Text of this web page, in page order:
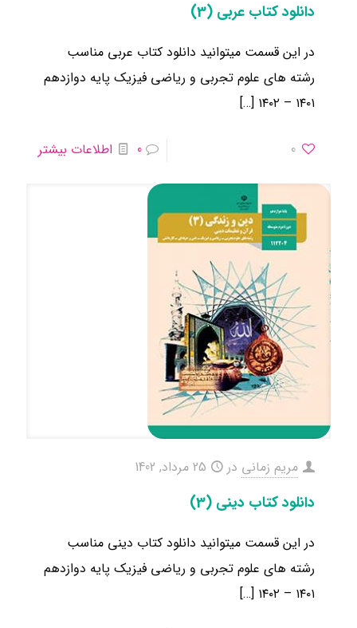
دانلود کتاب عربی (3)
در این قسمت میتوانید دانلود کتاب عربی مناسب
رشته های علوم تجربی و ریاضی فیزیک ​پایه دوازدهم
۱۴۰۱ – ۱۴۰۲
[…]
0
0 اطلاعات بیشتر
مریم زمانی در 25 مرداد, 1402
دانلود کتاب دینی (3)
در این قسمت میتوانید دانلود کتاب دینی مناسب
رشته های علوم تجربی و ریاضی فیزیک ​پایه دوازدهم
۱۴۰۱ – ۱۴۰۲
[…]